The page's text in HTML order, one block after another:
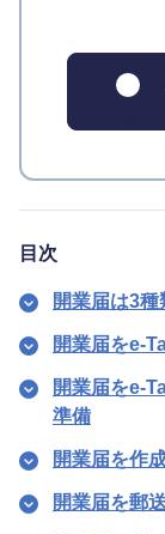
目次
開業届は3
開業届をe-
開業届をe-
準備
開業届を作
開業届を郵